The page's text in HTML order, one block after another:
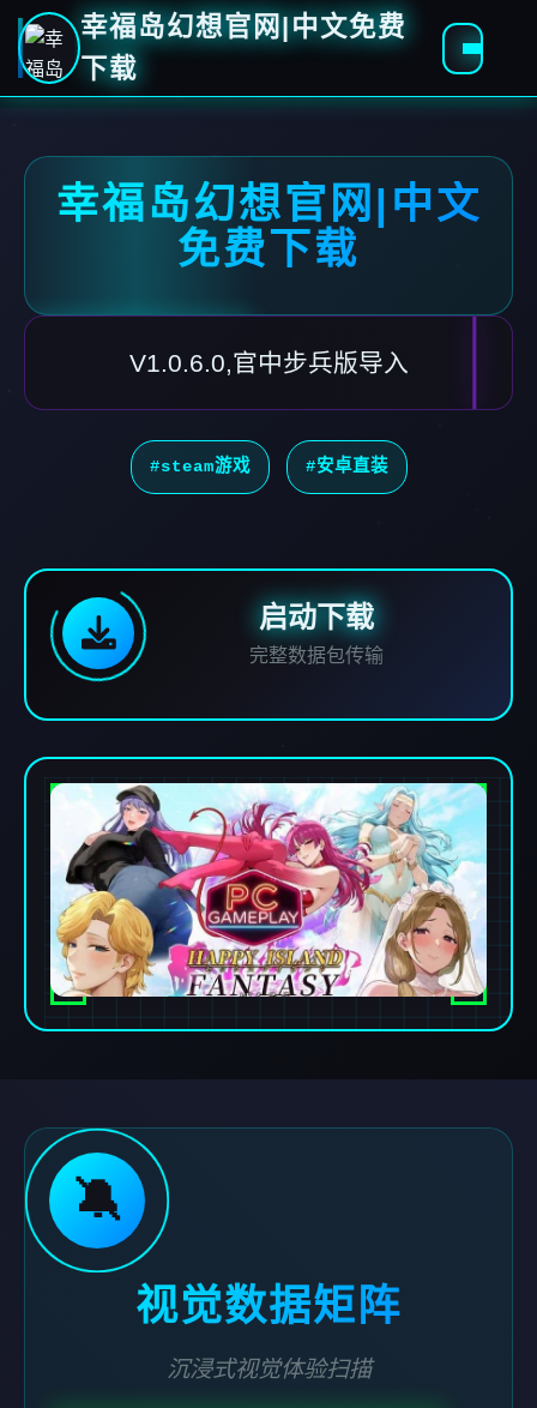
幸福岛幻想官网|中文免费
下载
幸福岛幻想官网|中文
免费下载
V1.0.6.0,官中步兵版导入
#steam游戏 #安卓直装
启动下载
完整数据包传输
🔕
视觉数据矩阵
沉浸式视觉体验扫描